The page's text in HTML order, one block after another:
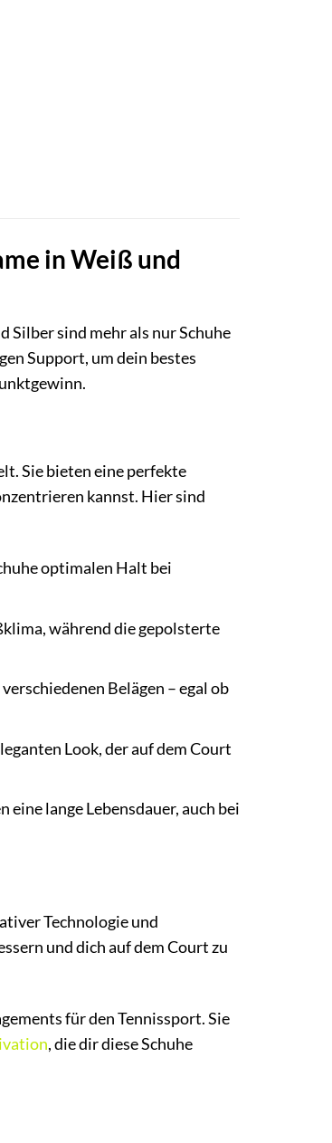
in Weiß und
Silber sind mehr als nur Schuhe
Support, um dein bestes
Sie bieten eine perfekte
kannst. Hier sind
optimalen Halt bei
während die gepolsterte
Belägen – egal ob
Look, der auf dem Court
lange Lebensdauer, auch bei
Technologie und
und dich auf dem Court zu
für den Tennissport. Sie
, die dir diese Schuhe